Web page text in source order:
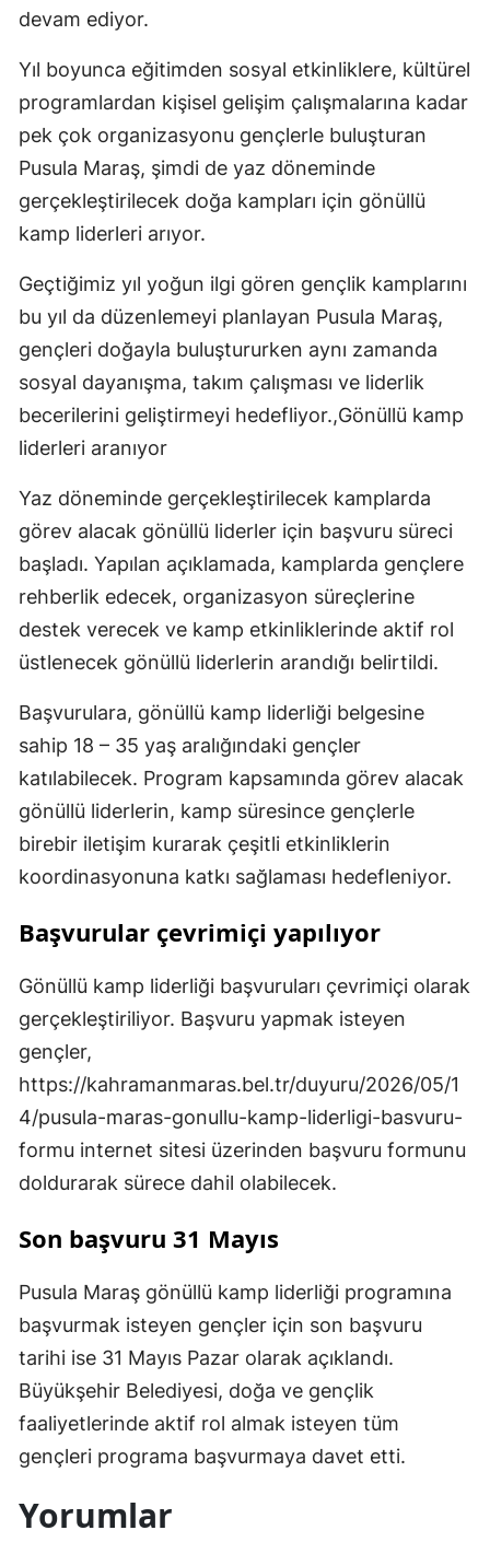
devam ediyor.
Yıl boyunca eğitimden sosyal etkinliklere, kültürel
programlardan kişisel gelişim çalışmalarına kadar
pek çok organizasyonu gençlerle buluşturan
Pusula Maraş, şimdi de yaz döneminde
gerçekleştirilecek doğa kampları için gönüllü
kamp liderleri arıyor.
Geçtiğimiz yıl yoğun ilgi gören gençlik kamplarını
bu yıl da düzenlemeyi planlayan Pusula Maraş,
gençleri doğayla buluştururken aynı zamanda
sosyal dayanışma, takım çalışması ve liderlik
becerilerini geliştirmeyi hedefliyor.,Gönüllü kamp
liderleri aranıyor
Yaz döneminde gerçekleştirilecek kamplarda
görev alacak gönüllü liderler için başvuru süreci
başladı. Yapılan açıklamada, kamplarda gençlere
rehberlik edecek, organizasyon süreçlerine
destek verecek ve kamp etkinliklerinde aktif rol
üstlenecek gönüllü liderlerin arandığı belirtildi.
Başvurulara, gönüllü kamp liderliği belgesine
sahip 18 – 35 yaş aralığındaki gençler
katılabilecek. Program kapsamında görev alacak
gönüllü liderlerin, kamp süresince gençlerle
birebir iletişim kurarak çeşitli etkinliklerin
koordinasyonuna katkı sağlaması hedefleniyor.
Başvurular çevrimiçi yapılıyor
Gönüllü kamp liderliği başvuruları çevrimiçi olarak
gerçekleştiriliyor. Başvuru yapmak isteyen
gençler,
https://kahramanmaras.bel.tr/duyuru/2026/05/1
4/pusula-maras-gonullu-kamp-liderligi-basvuru-
formu internet sitesi üzerinden başvuru formunu
doldurarak sürece dahil olabilecek.
Son başvuru 31 Mayıs
Pusula Maraş gönüllü kamp liderliği programına
başvurmak isteyen gençler için son başvuru
tarihi ise 31 Mayıs Pazar olarak açıklandı.
Büyükşehir Belediyesi, doğa ve gençlik
faaliyetlerinde aktif rol almak isteyen tüm
gençleri programa başvurmaya davet etti.
Yorumlar